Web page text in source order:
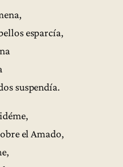
esparcía,
suspendía.
el Amado,